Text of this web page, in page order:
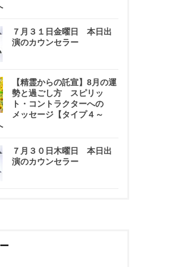
７月３１日金曜日 本日出
演のカウンセラー
【精霊からの託宣】8月の運
勢と過ごし方 スピリッ
ト・コントラクターへの
メッセージ【タイプ４～
７月３０日木曜日 本日出
演のカウンセラー